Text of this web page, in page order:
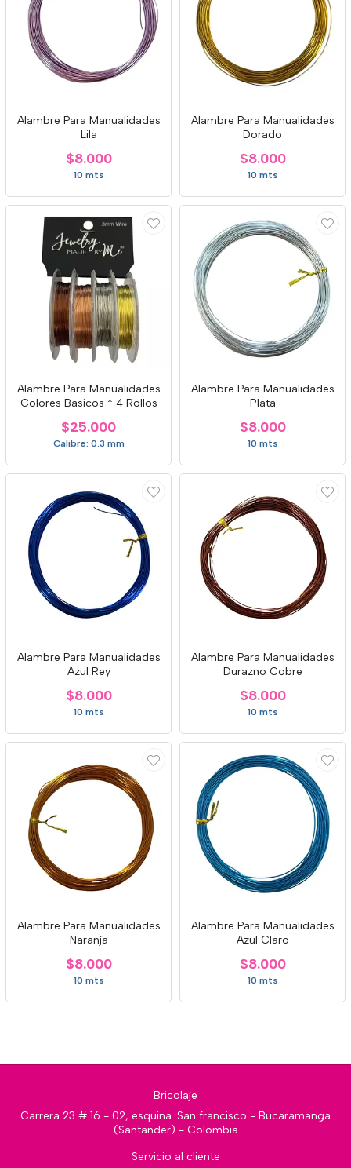
Alambre Para Manualidades
Lila
$8.000
10 mts
Alambre Para Manualidades
Dorado
$8.000
10 mts
Alambre Para Manualidades
Colores Basicos * 4 Rollos
$25.000
Calibre: 0.3 mm
Alambre Para Manualidades
Plata
$8.000
10 mts
Alambre Para Manualidades
Azul Rey
$8.000
10 mts
Alambre Para Manualidades
Durazno Cobre
$8.000
10 mts
Alambre Para Manualidades
Naranja
$8.000
10 mts
Alambre Para Manualidades
Azul Claro
$8.000
10 mts
Bricolaje
Carrera 23 # 16 - 02, esquina. San francisco - Bucaramanga
(Santander) - Colombia
Servicio al cliente